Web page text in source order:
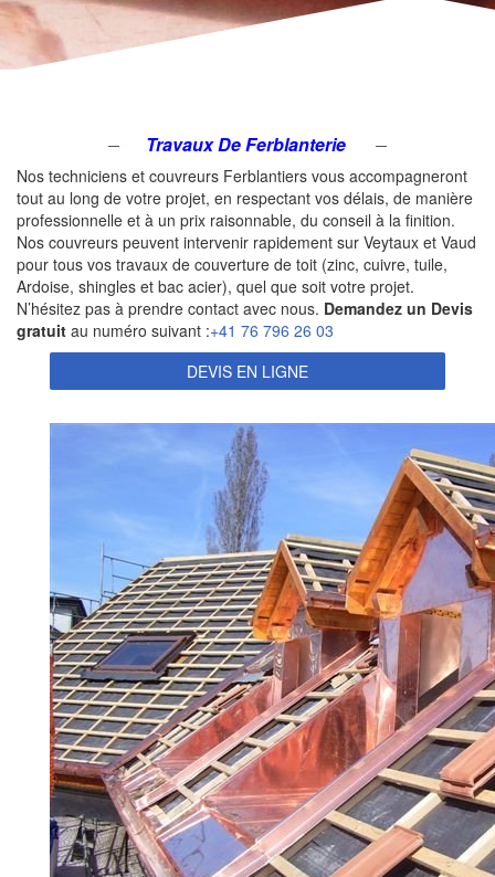
Travaux De Ferblanterie
Nos techniciens et couvreurs Ferblantiers vous accompagneront
tout au long de votre projet, en respectant vos délais, de manière
professionnelle et à un prix raisonnable, du conseil à la finition.
Nos couvreurs peuvent intervenir rapidement sur Veytaux et Vaud
pour tous vos travaux de couverture de toit (zinc, cuivre, tuile,
Ardoise, shingles et bac acier), quel que soit votre projet.
N’hésitez pas à prendre contact avec nous. Demandez un Devis
gratuit au numéro suivant :+41 76 796 26 03
DEVIS EN LIGNE